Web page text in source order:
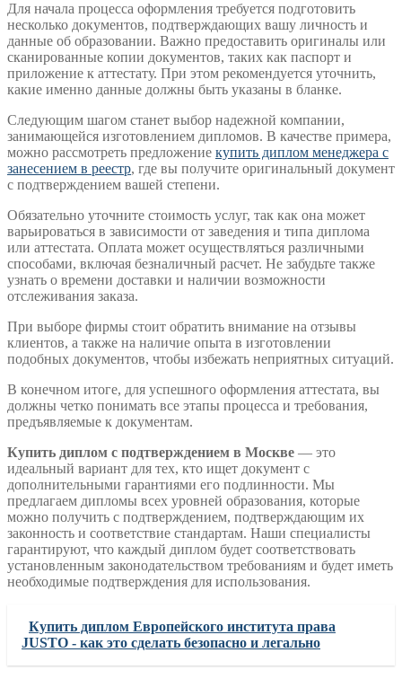
Для начала процесса оформления требуется подготовить
несколько документов, подтверждающих вашу личность и
данные об образовании. Важно предоставить оригиналы или
сканированные копии документов, таких как паспорт и
приложение к аттестату. При этом рекомендуется уточнить,
какие именно данные должны быть указаны в бланке.
Следующим шагом станет выбор надежной компании,
занимающейся изготовлением дипломов. В качестве примера,
можно рассмотреть предложение купить диплом менеджера с
занесением в реестр, где вы получите оригинальный документ
с подтверждением вашей степени.
Обязательно уточните стоимость услуг, так как она может
варьироваться в зависимости от заведения и типа диплома
или аттестата. Оплата может осуществляться различными
способами, включая безналичный расчет. Не забудьте также
узнать о времени доставки и наличии возможности
отслеживания заказа.
При выборе фирмы стоит обратить внимание на отзывы
клиентов, а также на наличие опыта в изготовлении
подобных документов, чтобы избежать неприятных ситуаций.
В конечном итоге, для успешного оформления аттестата, вы
должны четко понимать все этапы процесса и требования,
предъявляемые к документам.
Купить диплом с подтверждением в Москве — это
идеальный вариант для тех, кто ищет документ с
дополнительными гарантиями его подлинности. Мы
предлагаем дипломы всех уровней образования, которые
можно получить с подтверждением, подтверждающим их
законность и соответствие стандартам. Наши специалисты
гарантируют, что каждый диплом будет соответствовать
установленным законодательством требованиям и будет иметь
необходимые подтверждения для использования.
Купить диплом Европейского института права
JUSTO - как это сделать безопасно и легально